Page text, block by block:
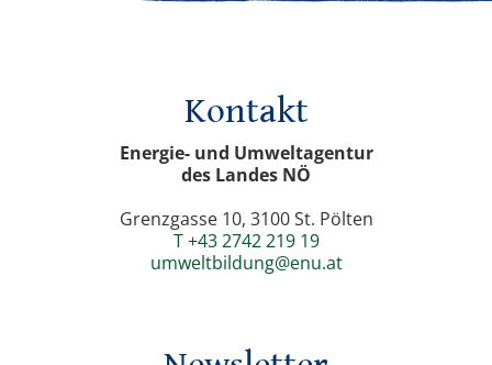
Kontakt
Energie- und Umweltagentur
des Landes NÖ
Grenzgasse 10, 3100 St. Pölten
T +43 2742 219 19
umweltbildung@enu.at